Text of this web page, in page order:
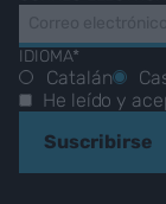
IDIOMA*
Catalán
He leído y
Suscribirse